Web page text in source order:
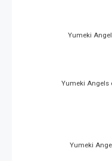
Yumeki
Yumeki Angels
Yumeki